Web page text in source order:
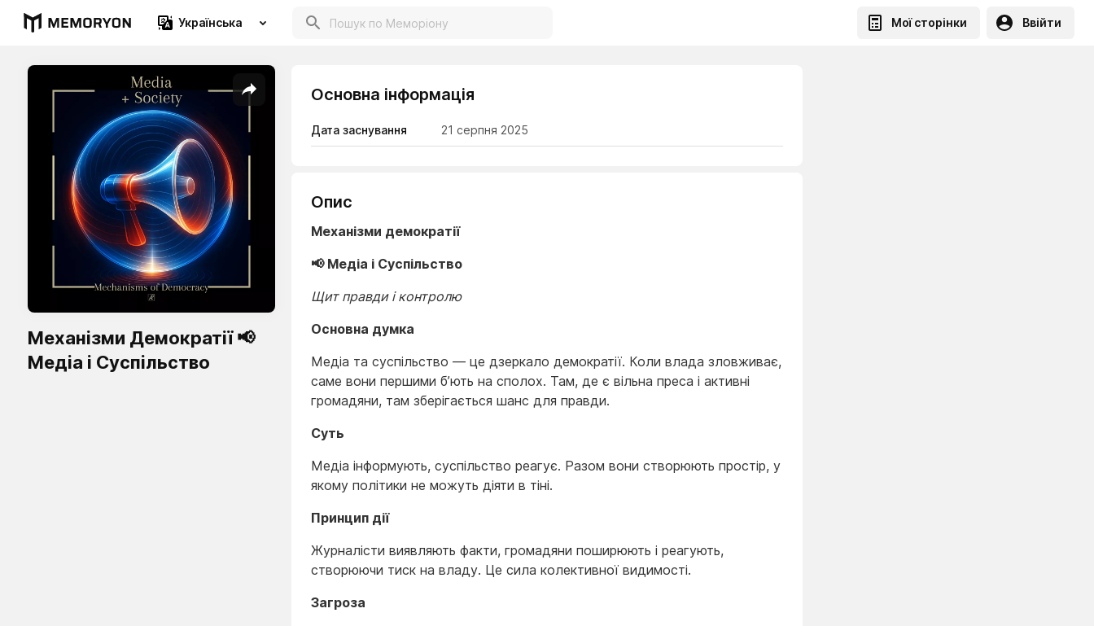
Українська Мої сторінки Ввійти
Механізми Демократії 📢
Медіа і Суспільство
Основна інформація
Дата заснування 21 серпня 2025
Опис
Механізми демократії
📢 Медіа і Суспільство
Щит правди і контролю
Основна думка
Медіа та суспільство — це дзеркало демократії. Коли влада зловживає,
саме вони першими б’ють на сполох. Там, де є вільна преса і активні
громадяни, там зберігається шанс для правди.
Суть
Медіа інформують, суспільство реагує. Разом вони створюють простір, у
якому політики не можуть діяти в тіні.
Принцип дії
Журналісти виявляють факти, громадяни поширюють і реагують,
створюючи тиск на владу. Це сила колективної видимості.
Загроза